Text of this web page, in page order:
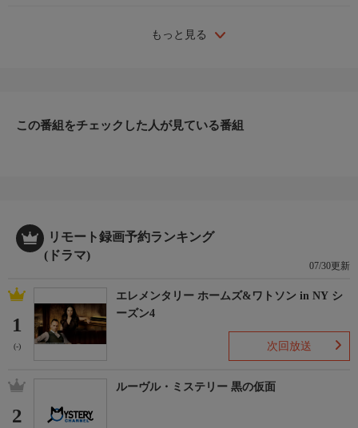
もっと見る
この番組をチェックした人が見ている番組
リモート録画予約ランキング
(ドラマ)
07/30更新
1
(-)
エレメンタリー ホームズ&ワトソン in NY シ
ーズン4
次回放送
2
ルーヴル・ミステリー 黒の仮面